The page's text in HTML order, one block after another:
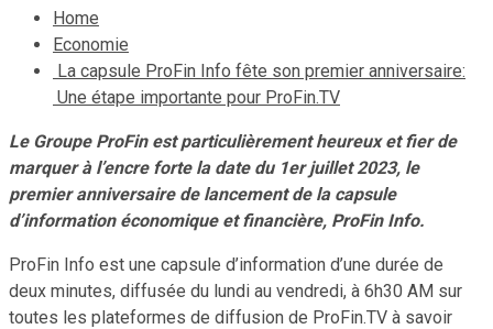
Home
Economie
La capsule ProFin Info fête son premier anniversaire:
Une étape importante pour ProFin.TV
Le Groupe ProFin est particulièrement heureux et fier de
marquer à l’encre forte la date du 1er juillet 2023, le
premier anniversaire de lancement de la capsule
d’information économique et financière, ProFin Info.
ProFin Info est une capsule d’information d’une durée de
deux minutes, diffusée du lundi au vendredi, à 6h30 AM sur
toutes les plateformes de diffusion de ProFin.TV à savoir